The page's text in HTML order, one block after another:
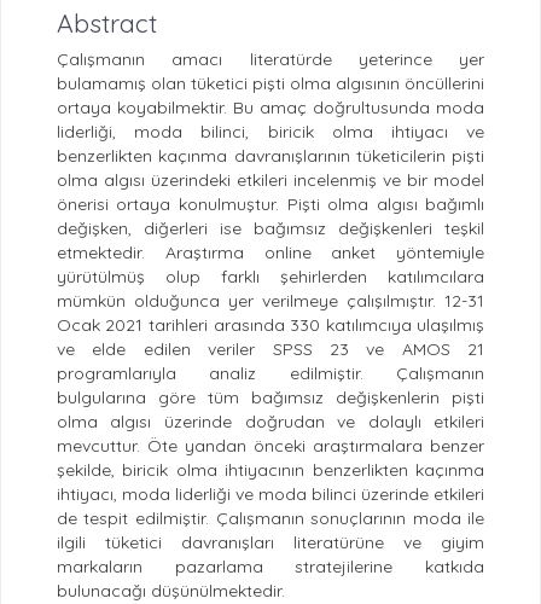
Abstract
Çalışmanın amacı literatürde yeterince yer
bulamamış olan tüketici pişti olma algısının öncüllerini
ortaya koyabilmektir. Bu amaç doğrultusunda moda
liderliği, moda bilinci, biricik olma ihtiyacı ve
benzerlikten kaçınma davranışlarının tüketicilerin pişti
olma algısı üzerindeki etkileri incelenmiş ve bir model
önerisi ortaya konulmuştur. Pişti olma algısı bağımlı
değişken, diğerleri ise bağımsız değişkenleri teşkil
etmektedir. Araştırma online anket yöntemiyle
yürütülmüş olup farklı şehirlerden katılımcılara
mümkün olduğunca yer verilmeye çalışılmıştır. 12-31
Ocak 2021 tarihleri arasında 330 katılımcıya ulaşılmış
ve elde edilen veriler SPSS 23 ve AMOS 21
programlarıyla analiz edilmiştir. Çalışmanın
bulgularına göre tüm bağımsız değişkenlerin pişti
olma algısı üzerinde doğrudan ve dolaylı etkileri
mevcuttur. Öte yandan önceki araştırmalara benzer
şekilde, biricik olma ihtiyacının benzerlikten kaçınma
ihtiyacı, moda liderliği ve moda bilinci üzerinde etkileri
de tespit edilmiştir. Çalışmanın sonuçlarının moda ile
ilgili tüketici davranışları literatürüne ve giyim
markaların pazarlama stratejilerine katkıda
bulunacağı düşünülmektedir.